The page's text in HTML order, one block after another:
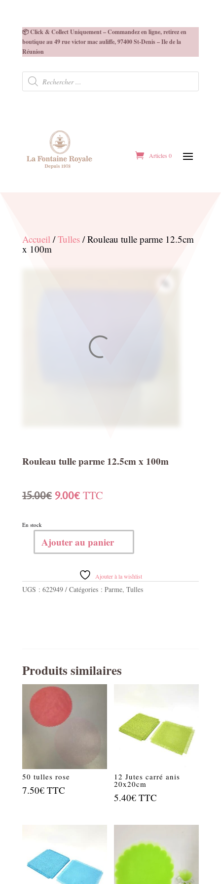
📦 Click & Collect Uniquement – Commandez en ligne, retirez en
boutique au 49 rue victor mac auliffe, 97400 St-Denis – Ile de la
Réunion
Recherche
produits
Articles 0
Accueil/Tulles/ Rouleau tulle parme 12.5cm
x 100m
Rouleau tulle parme 12.5cm x 100m
15.00€ Le
initial
était :
15.00€.
9.00€Le
actuel
est :
9.00€.
TTC
En stock
parme
Ajouter au panier
Ajouter à la wishlist
UGS : 622949 Catégories : Parme, Tulles
Produits similaires
50 tulles rose
7.50€ TTC
12 Jutes carré anis
20x20cm
5.40€ TTC